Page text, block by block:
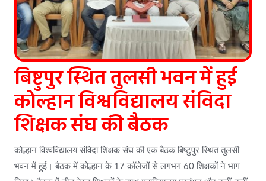
बिष्टुपुर स्थित तुलसी भवन में हुई
कोल्हान विश्वविद्यालय संविदा
शिक्षक संघ की बैठक
कोल्हान विश्वविद्यालय संविदा शिक्षक संघ की एक बैठक बिष्टुपुर स्थित तुलसी
भवन में हुई। बैठक में कोल्हान के 17 कॉलेजों से लगभग 60 शिक्षकों ने भाग